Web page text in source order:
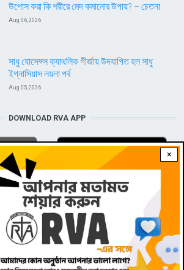
×
উপোস করা কি শরীরে মেদ কমানোর উপায়? – চেতনা
Aug 06, 2026
সাধু যোসেফ্স ক্যাথলিক গীর্জায় উদযাপিত হল সাধু
ইগ্নাসিয়াস লয়লা পর্ব
Aug 05, 2026
DOWNLOAD RVA APP
STAY CONNECTED WITH US!